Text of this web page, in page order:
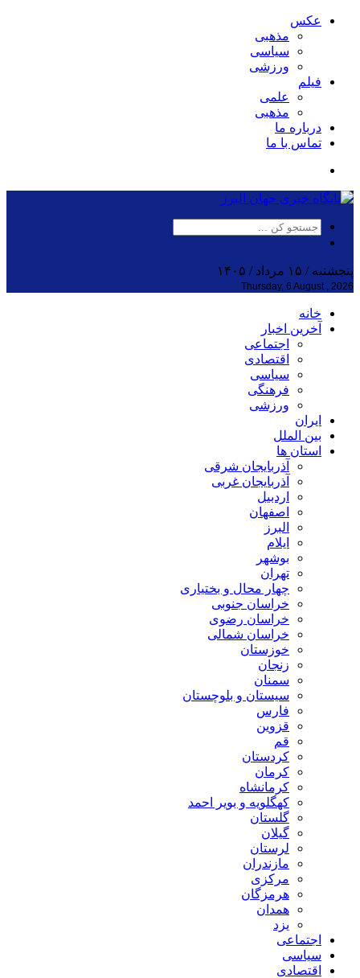
عکس
مذهبی
سیاسی
ورزشی
فیلم
علمی
مذهبی
درباره ما
تماس با ما
پنجشنبه / ۱۵ مرداد / ۱۴۰۵
Thursday, 6 August , 2026
خانه
آخرین اخبار
اجتماعی
اقتصادی
سیاسی
فرهنگی
ورزشی
ایران
بین الملل
استان ها
آذربایجان شرقی
آذربایجان غربی
اردبیل
اصفهان
البرز
ایلام
بوشهر
تهران
چهار محال و بختیاری
خراسان جنوبی
خراسان رضوی
خراسان شمالی
خوزستان
زنجان
سمنان
سیستان و بلوچستان
فارس
قزوین
قم
کردستان
کرمان
کرمانشاه
کهگلویه و بویر احمد
گلستان
گیلان
لرستان
مازندران
مرکزی
هرمزگان
همدان
یزد
اجتماعی
سیاسی
اقتصادی